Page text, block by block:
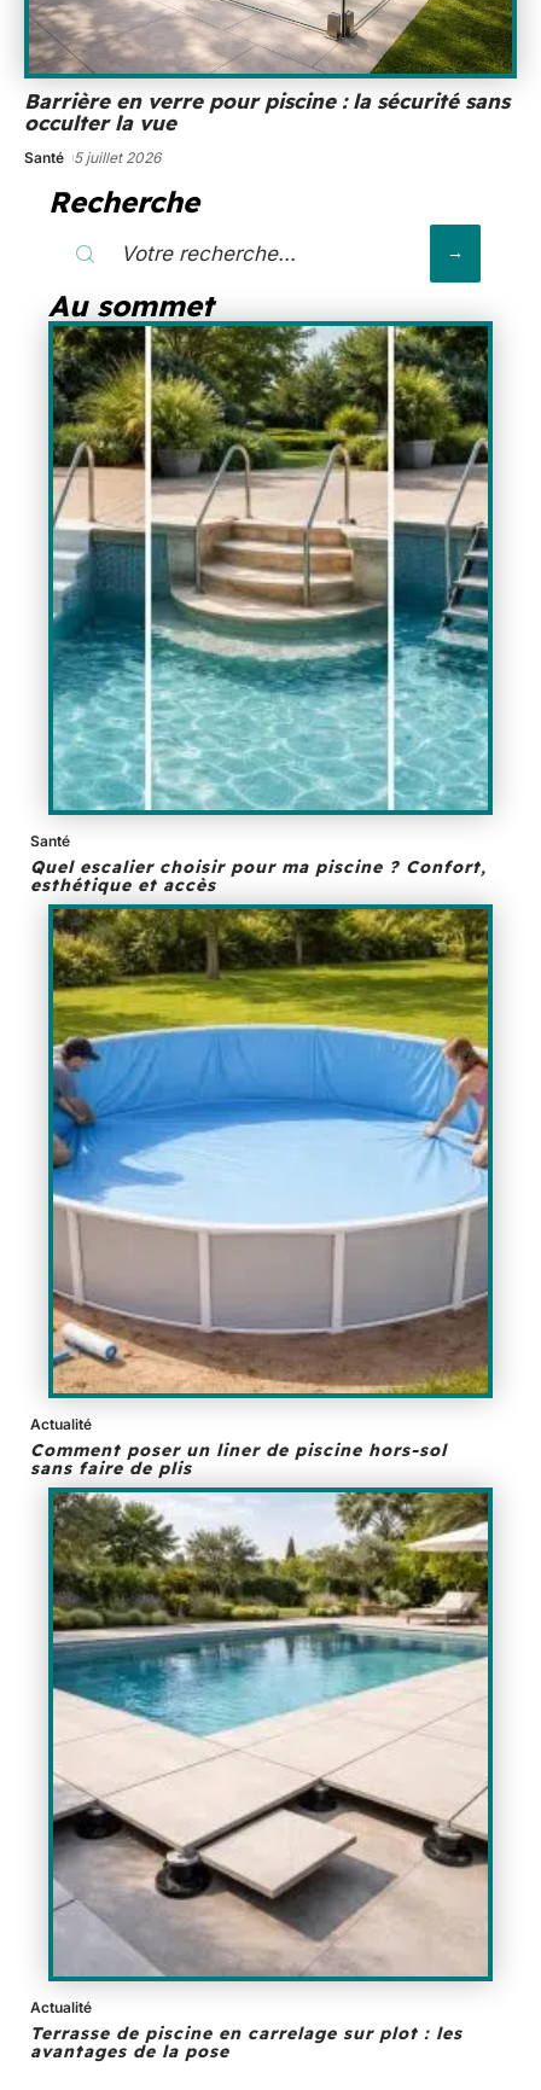
Barrière en verre pour piscine : la sécurité sans
occulter la vue
Santé 5 juillet 2026
Recherche
Au sommet
Santé
Quel escalier choisir pour ma piscine ? Confort,
esthétique et accès
Actualité
Comment poser un liner de piscine hors-sol
sans faire de plis
Actualité
Terrasse de piscine en carrelage sur plot : les
avantages de la pose